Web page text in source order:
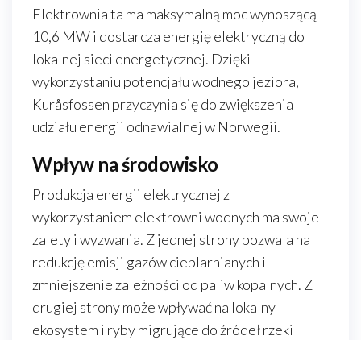
Elektrownia ta ma maksymalną moc wynoszącą
10,6 MW i dostarcza energię elektryczną do
lokalnej sieci energetycznej. Dzięki
wykorzystaniu potencjału wodnego jeziora,
Kuråsfossen przyczynia się do zwiększenia
udziału energii odnawialnej w Norwegii.
Wpływ na środowisko
Produkcja energii elektrycznej z
wykorzystaniem elektrowni wodnych ma swoje
zalety i wyzwania. Z jednej strony pozwala na
redukcję emisji gazów cieplarnianych i
zmniejszenie zależności od paliw kopalnych. Z
drugiej strony może wpływać na lokalny
ekosystem i ryby migrujące do źródeł rzeki